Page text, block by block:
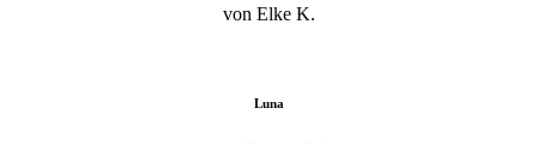
von Elke K.
Luna